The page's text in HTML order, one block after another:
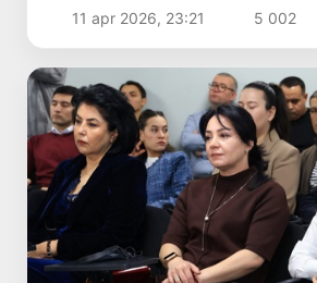
11 apr 2026, 23:21 5 002